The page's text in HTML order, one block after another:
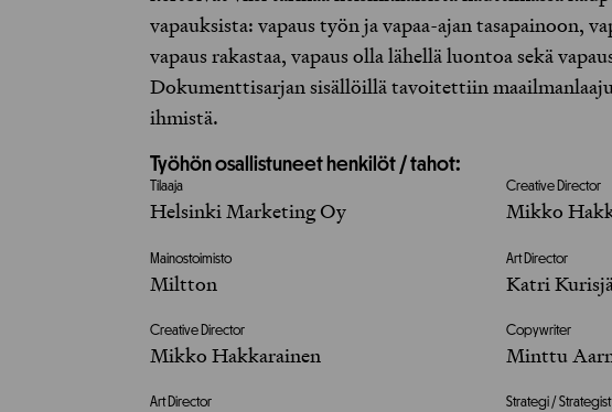
vapauksista: vapaus työn ja vapaa-ajan tasapainoon,
vapaus rakastaa, vapaus olla lähellä luontoa sekä
Dokumenttisarjan sisällöillä tavoitettiin
ihmistä.
Työhön osallistuneet henkilöt / tahot:
Tilaaja
Helsinki Marketing Oy
Mainostoimisto
Miltton
Creative Director
Mikko Hakkarainen
Art Director
Creative Director
Mikko
Art Director
Katri
Copywriter
Minttu
Strategi / Strategist